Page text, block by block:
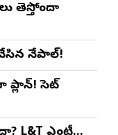
తెస్తోందా
నేపాల్!
ప్లాన్! సెట్